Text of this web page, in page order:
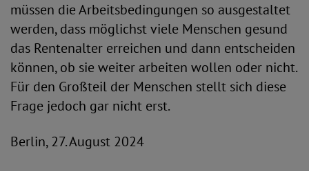
müssen die Arbeitsbedingungen so ausgestaltet
werden, dass möglichst viele Menschen gesund
das Rentenalter erreichen und dann entscheiden
können, ob sie weiter arbeiten wollen oder nicht.
Für den Großteil der Menschen stellt sich diese
Frage jedoch gar nicht erst.
Berlin, 27. August 2024